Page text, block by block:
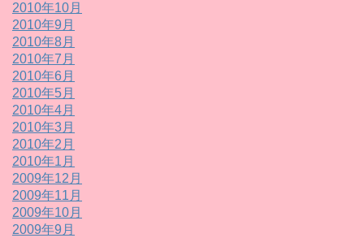
2010年10月
2010年9月
2010年8月
2010年7月
2010年6月
2010年5月
2010年4月
2010年3月
2010年2月
2010年1月
2009年12月
2009年11月
2009年10月
2009年9月